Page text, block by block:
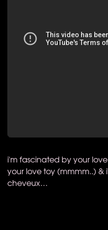
i'm fascinated by your
your love toy (mmmm..)
cheveux…